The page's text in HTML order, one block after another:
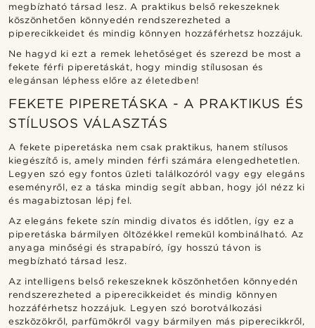
megbízható társad lesz. A praktikus belső rekeszeknek
köszönhetően könnyedén rendszerezheted a
piperecikkeidet és mindig könnyen hozzáférhetsz hozzájuk.
Ne hagyd ki ezt a remek lehetőséget és szerezd be most a
fekete férfi piperetáskát, hogy mindig stílusosan és
elegánsan léphess előre az életedben!
FEKETE PIPERETÁSKA - A PRAKTIKUS ÉS
STÍLUSOS VÁLASZTÁS
A fekete piperetáska nem csak praktikus, hanem stílusos
kiegészítő is, amely minden férfi számára elengedhetetlen.
Legyen szó egy fontos üzleti találkozóról vagy egy elegáns
eseményről, ez a táska mindig segít abban, hogy jól nézz ki
és magabiztosan lépj fel.
Az elegáns fekete szín mindig divatos és időtlen, így ez a
piperetáska bármilyen öltözékkel remekül kombinálható. Az
anyaga minőségi és strapabíró, így hosszú távon is
megbízható társad lesz.
Az intelligens belső rekeszeknek köszönhetően könnyedén
rendszerezheted a piperecikkeidet és mindig könnyen
hozzáférhetsz hozzájuk. Legyen szó borotválkozási
eszközökről, parfümökről vagy bármilyen más piperecikkről,